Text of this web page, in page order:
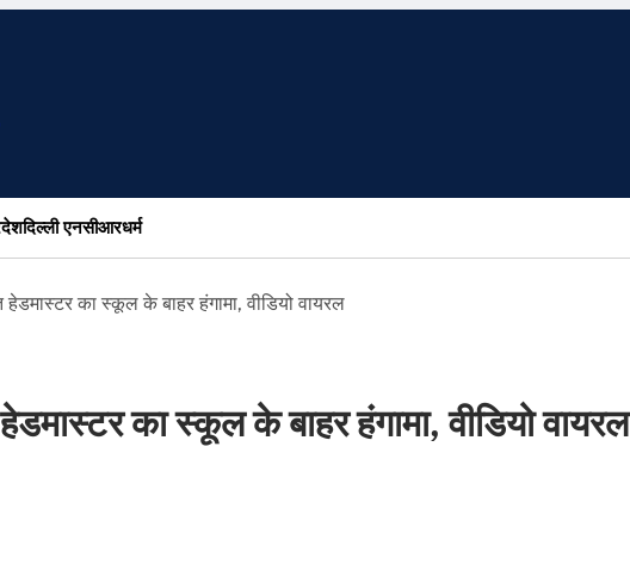
दिल्ली एनसीआरधर्म
का स्कूल के बाहर हंगामा, वीडियो वायरल
का स्कूल के बाहर हंगामा, वीडियो वायरल